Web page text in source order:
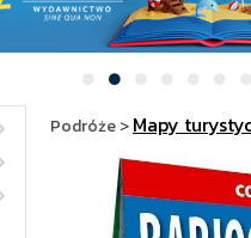
Podróże>Mapy